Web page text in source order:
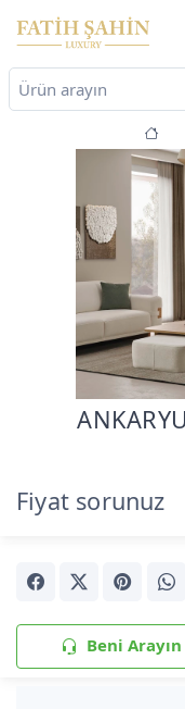
Fiyat sorunuz
Beni Arayın